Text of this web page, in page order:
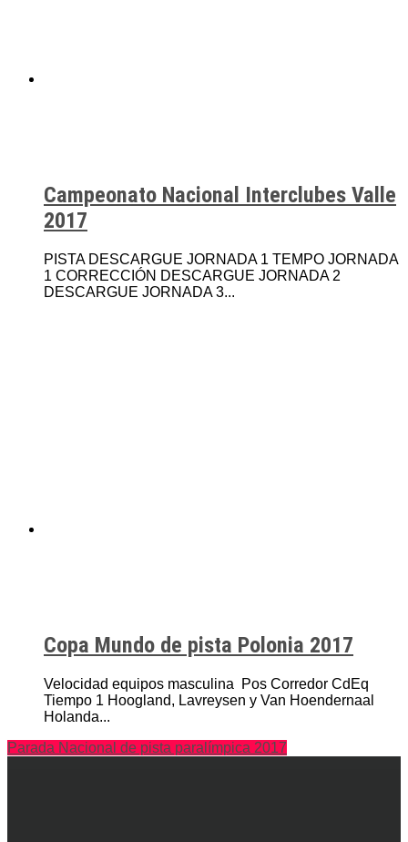
Campeonato Nacional Interclubes Valle
2017
PISTA DESCARGUE JORNADA 1 TEMPO JORNADA
1 CORRECCIÓN DESCARGUE JORNADA 2
DESCARGUE JORNADA 3...
Copa Mundo de pista Polonia 2017
Velocidad equipos masculina Pos Corredor CdEq
Tiempo 1 Hoogland, Lavreysen y Van Hoendernaal
Holanda...
Parada Nacional de pista paralímpica 2017